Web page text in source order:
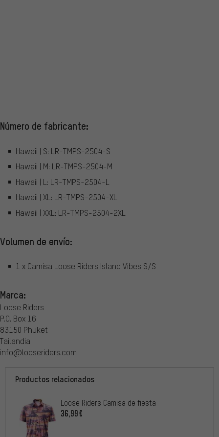
Número de fabricante:
Hawaii | S: LR-TMPS-2504-S
Hawaii | M: LR-TMPS-2504-M
Hawaii | L: LR-TMPS-2504-L
Hawaii | XL: LR-TMPS-2504-XL
Hawaii | XXL: LR-TMPS-2504-2XL
Volumen de envío:
1 x Camisa Loose Riders Island Vibes S/S
Marca:
Loose Riders
P.O. Box 16
83150 Phuket
Tailandia
info@looseriders.com
Productos relacionados
Loose Riders Camisa de fiesta
36,99€